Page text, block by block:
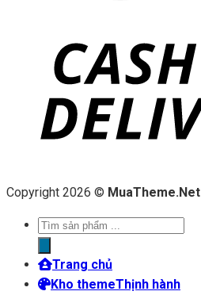
Copyright 2026 © MuaTheme.Net
Tìm
sản
phẩm
Trang chủ
Kho theme